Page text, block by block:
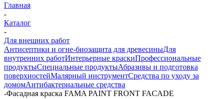
Главная
-
Каталог
-
Для внешних работ
Антисептики и огне-биозащита для древесиныДля
внутренних работИнтерьерные краскиПрофессиональные
продуктыСпециальные продуктыАбразивы и подготовка
поверхностейМалярный инструментСредства по уходу за
домомАнтибактериальные средства
-Фасадная краска FAMA PAINT FRONT FACADE